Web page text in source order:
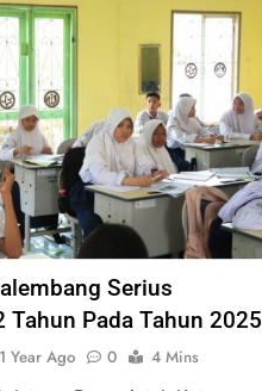
Serius
Tahun Pada Tahun 2025
1 Year Ago 0
4 Mins